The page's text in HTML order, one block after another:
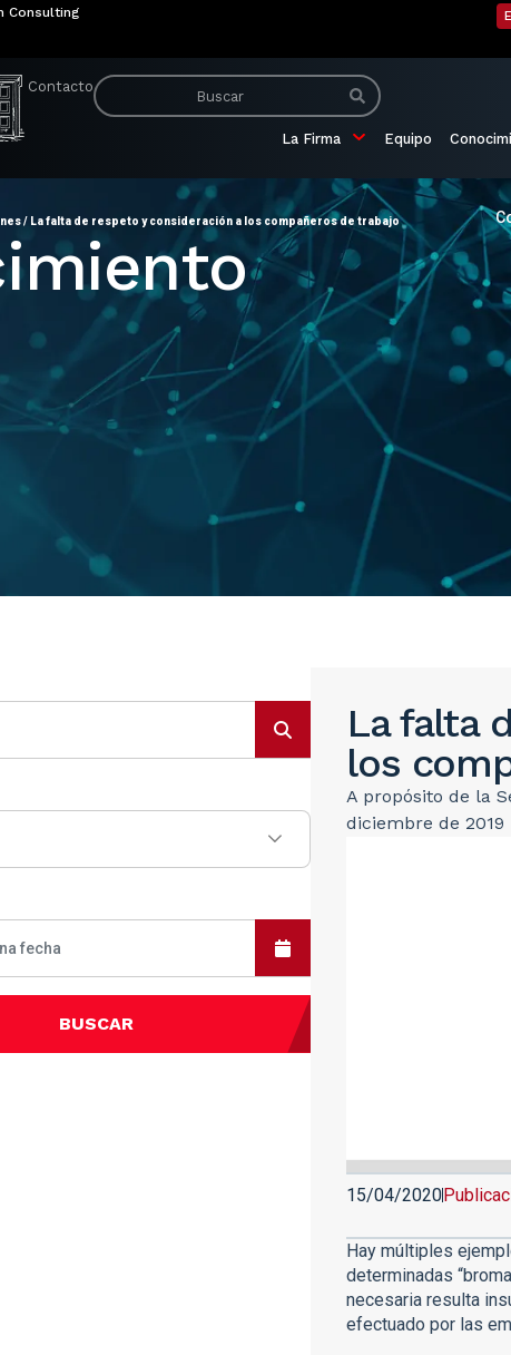
Consulting
Contacto
La Firma Equipo
/ La falta de respeto y consideración a los compañeros de trabajo
BUSCAR
La falta
los
A propósito de la
diciembre de 2019
15/04/2020
Hay múltiples
determinadas
necesaria resulta
efectuado por las